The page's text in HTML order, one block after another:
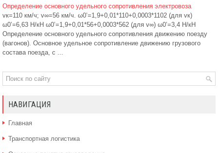
Определение основного удельного сопротивления электровоза
vк=110 км/ч; v∞=56 км/ч. ω0’=1,9+0,01*110+0,0003*1102 (для vк)
ω0’=6,63 Н/кН ω0’=1,9+0,01*56+0,0003*562 (для v∞) ω0’=3,4 Н/кН
Определение основного удельного сопротивления движению поезду
(вагонов). Основное удельное сопротивление движению грузового
состава поезда, с ...
НАВИГАЦИЯ
Главная
Транспортная логистика